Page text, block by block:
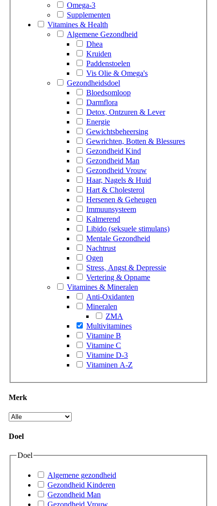
Omega-3
Supplementen
Vitamines & Health
Algemene Gezondheid
Dhea
Kruiden
Paddenstoelen
Vis Olie & Omega's
Gezondheidsdoel
Bloedsomloop
Darmflora
Detox, Ontzuren & Lever
Energie
Gewichtsbeheersing
Gewrichten, Botten & Blessures
Gezondheid Kind
Gezondheid Man
Gezondheid Vrouw
Haar, Nagels & Huid
Hart & Cholesterol
Hersenen & Geheugen
Immuunsysteem
Kalmerend
Libido (seksuele stimulans)
Mentale Gezondheid
Nachtrust
Ogen
Stress, Angst & Depressie
Vertering & Opname
Vitamines & Mineralen
Anti-Oxidanten
Mineralen
ZMA
Multivitamines
Vitamine B
Vitamine C
Vitamine D-3
Vitaminen A-Z
Merk
Doel
Doel
Algemene gezondheid
Gezondheid Kinderen
Gezondheid Man